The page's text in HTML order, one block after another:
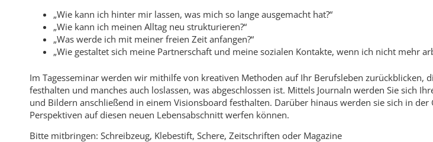
„Wie kann ich hinter mir lassen, was mich so lange ausgemacht hat?“
„Wie kann ich meinen Alltag neu strukturieren?“
„Was werde ich mit meiner freien Zeit anfangen?“
„Wie gestaltet sich meine Partnerschaft und meine sozialen Kontakte, wenn ich nicht mehr
Im Tagesseminar werden wir mithilfe von kreativen Methoden auf Ihr Berufsleben zurückblicken,
festhalten und manches auch loslassen, was abgeschlossen ist. Mittels Journaln werden Sie sich
und Bildern anschließend in einem Visionsboard festhalten. Darüber hinaus werden sie sich in
Perspektiven auf diesen neuen Lebensabschnitt werfen können.
Bitte mitbringen: Schreibzeug, Klebestift, Schere, Zeitschriften oder Magazine